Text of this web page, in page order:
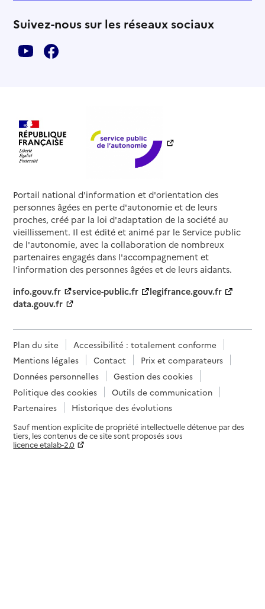
Suivez-nous sur les réseaux sociaux
Portail national d'information et d'orientation des
personnes âgées en perte d'autonomie et de leurs
proches, créé par la loi d'adaptation de la société au
vieillissement. Il est édité et animé par le Service public
de l'autonomie, avec la collaboration de nombreux
partenaires engagés dans l'accompagnement et
l'information des personnes âgées et de leurs aidants.
info.gouv.fr
service-public.fr
legifrance.gouv.fr
data.gouv.fr
Plan du site
Accessibilité : totalement conforme
Mentions légales
Contact
Prix et comparateurs
Données personnelles
Gestion des cookies
Politique des cookies
Outils de communication
Partenaires
Historique des évolutions
Sauf mention explicite de propriété intellectuelle détenue par des
tiers, les contenus de ce site sont proposés sous
licence etalab-2.0